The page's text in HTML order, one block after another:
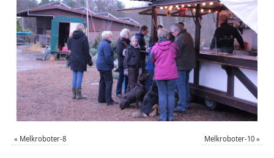
« Melkroboter-8 Melkroboter-10 »